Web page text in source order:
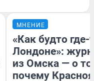
МНЕНИЕ
«Как будто где-
Лондоне»:
из Омска — о
почему